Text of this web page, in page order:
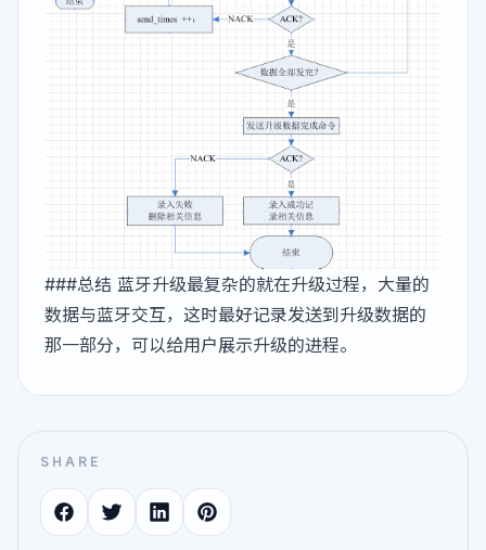
###总结 蓝牙升级最复杂的就在升级过程，大量的
数据与蓝牙交互，这时最好记录发送到升级数据的
那一部分，可以给用户展示升级的进程。
SHARE